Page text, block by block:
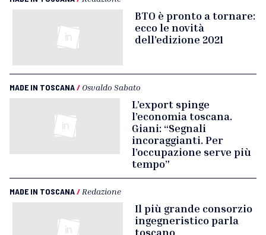
BTO è pronto a tornare:
ecco le novità
dell’edizione 2021
MADE IN TOSCANA/ Osvaldo Sabato
L’export spinge
l’economia toscana.
Giani: “Segnali
incoraggianti. Per
l’occupazione serve più
tempo”
MADE IN TOSCANA/ Redazione
Il più grande consorzio
ingegneristico parla
toscano